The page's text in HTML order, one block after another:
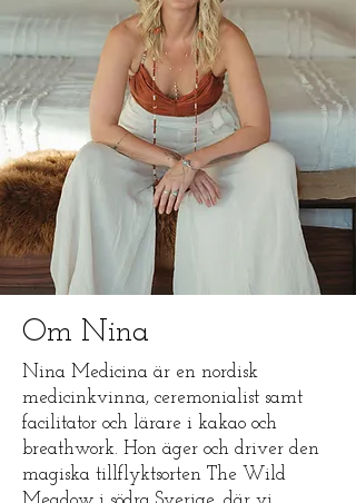
Om Nina
Nina Medicina är en nordisk
medicinkvinna, ceremonialist samt
facilitator och lärare i kakao och
breathwork. Hon äger och driver den
magiska tillflyktsorten The Wild